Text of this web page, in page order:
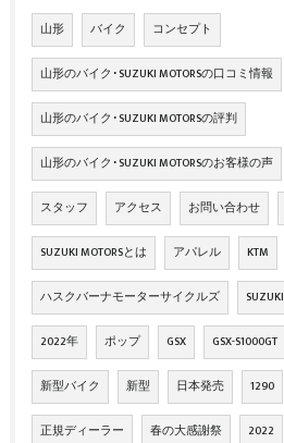
山形 バイク コンセプト
山形のバイク･SUZUKI MOTORSの口コミ情報
山形のバイク･SUZUKI MOTORSの評判
山形のバイク･SUZUKI MOTORSのお客様の声
スタッフ アクセス お問い合わせ
SUZUKI MOTORSとは アパレル KTM
ハスクバーナモーターサイクルズ SUZUKI
2022年 ポップ GSX GSX-S1000GT
新型バイク 新型 日本発売 1290
正規ディーラー 春の大感謝祭 2022